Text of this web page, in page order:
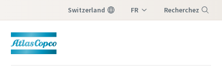
Switzerland FR Recherchez